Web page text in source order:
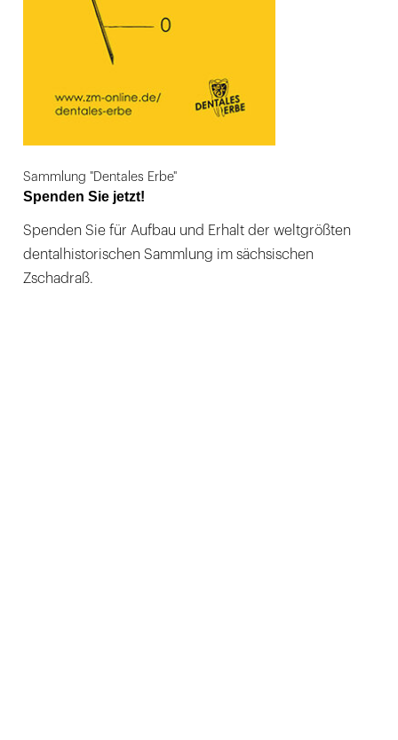
Sammlung "Dentales Erbe"
Spenden Sie jetzt!
Spenden Sie für Aufbau und Erhalt der weltgrößten
dentalhistorischen Sammlung im sächsischen
Zschadraß.